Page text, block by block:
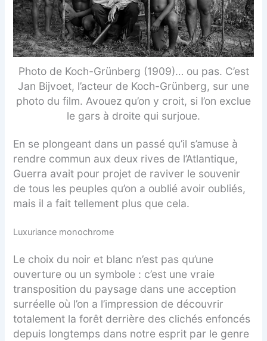
Photo de Koch-Grünberg (1909)… ou pas. C’est
Jan Bijvoet, l’acteur de Koch-Grünberg, sur une
photo du film. Avouez qu’on y croit, si l’on exclue
le gars à droite qui surjoue.
En se plongeant dans un passé qu’il s’amuse à
rendre commun aux deux rives de l’Atlantique,
Guerra avait pour projet de raviver le souvenir
de tous les peuples qu’on a oublié avoir oubliés,
mais il a fait tellement plus que cela.
Luxuriance monochrome
Le choix du noir et blanc n’est pas qu’une
ouverture ou un symbole : c’est une vraie
transposition du paysage dans une acception
surréelle où l’on a l’impression de découvrir
totalement la forêt derrière des clichés enfoncés
depuis longtemps dans notre esprit par le genre